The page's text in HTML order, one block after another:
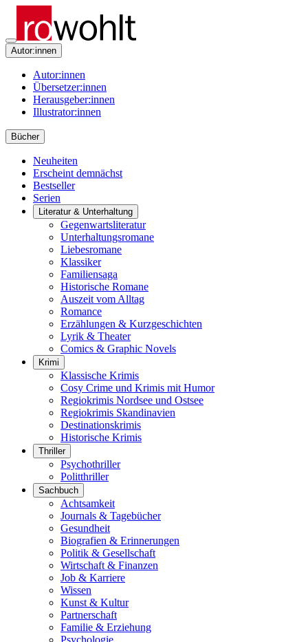
Autor:innen
Autor:innen
Übersetzer:innen
Herausgeber:innen
Illustrator:innen
Bücher
Neuheiten
Erscheint demnächst
Bestseller
Serien
Literatur & Unterhaltung
Gegenwartsliteratur
Unterhaltungsromane
Liebesromane
Klassiker
Familiensaga
Historische Romane
Auszeit vom Alltag
Romance
Erzählungen & Kurzgeschichten
Lyrik & Theater
Comics & Graphic Novels
Krimi
Klassische Krimis
Cosy Crime und Krimis mit Humor
Regiokrimis Nordsee und Ostsee
Regiokrimis Skandinavien
Destinationskrimis
Historische Krimis
Thriller
Psychothriller
Politthriller
Sachbuch
Achtsamkeit
Journals & Tagebücher
Gesundheit
Biografien & Erinnerungen
Politik & Gesellschaft
Wirtschaft & Finanzen
Job & Karriere
Wissen
Kunst & Kultur
Partnerschaft
Familie & Erziehung
Psychologie